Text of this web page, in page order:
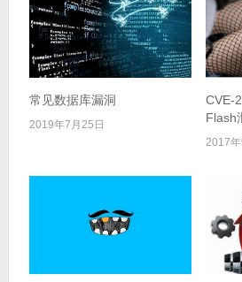
常见数据库漏洞
2019年7月25日
CVE-
Flash
2017年